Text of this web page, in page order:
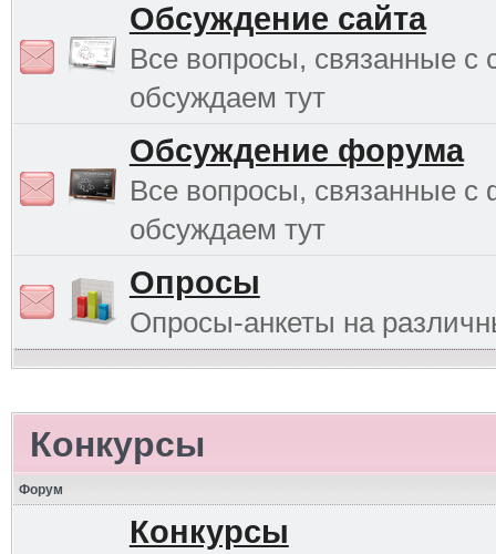
Обсуждение сайта
Все вопросы, связанные с
обсуждаем тут
Обсуждение форума
Все вопросы, связанные
обсуждаем тут
Опросы
Опросы-анкеты на
Конкурсы
Форум
Конкурсы